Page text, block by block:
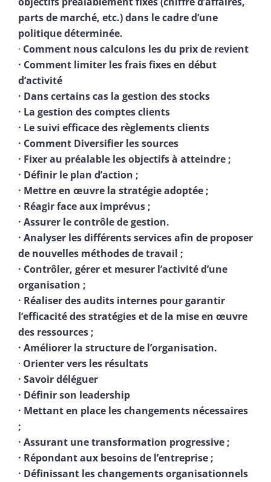
parts de marché, etc.) dans le cadre d’une
politique déterminée.
· Comment nous calculons les du prix de revient
· Comment limiter les frais fixes en début
d’activité
· Dans certains cas la gestion des stocks
· La gestion des comptes clients
· Le suivi efficace des règlements clients
· Comment Diversifier les sources
· Fixer au préalable les objectifs à atteindre ;
· Définir le plan d’action ;
· Mettre en œuvre la stratégie adoptée ;
· Réagir face aux imprévus ;
· Assurer le contrôle de gestion.
· Analyser les différents services afin de proposer
de nouvelles méthodes de travail ;
· Contrôler, gérer et mesurer l’activité d’une
organisation ;
· Réaliser des audits internes pour garantir
l’efficacité des stratégies et de la mise en œuvre
des ressources ;
· Améliorer la structure de l’organisation.
· Orienter vers les résultats
· Savoir déléguer
· Définir son leadership
· Mettant en place les changements nécessaires
;
· Assurant une transformation progressive ;
· Répondant aux besoins de l’entreprise ;
· Définissant les changements organisationnels